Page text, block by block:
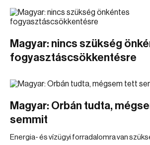
Magyar: nincs szükség
fogyasztáscsökkentésre
Magyar: Orbán tudta,
semmit
Energia- és vízügyi forradalomra van